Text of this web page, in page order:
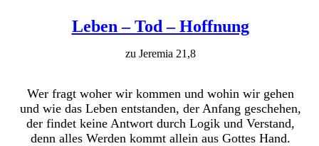
Leben – Tod – Hoffnung
zu Jeremia 21,8
Wer fragt woher wir kommen und wohin wir gehen
und wie das Leben entstanden, der Anfang geschehen,
der findet keine Antwort durch Logik und Verstand,
denn alles Werden kommt allein aus Gottes Hand.